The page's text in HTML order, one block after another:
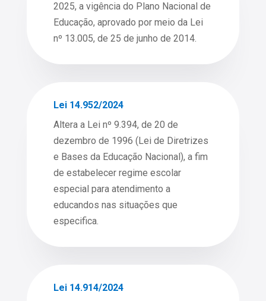
2025, a vigência do Plano Nacional de
Educação, aprovado por meio da Lei
nº 13.005, de 25 de junho de 2014.
Lei 14.952/2024
Altera a Lei nº 9.394, de 20 de
dezembro de 1996 (Lei de Diretrizes
e Bases da Educação Nacional), a fim
de estabelecer regime escolar
especial para atendimento a
educandos nas situações que
especifica.
Lei 14.914/2024